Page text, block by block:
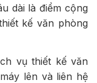
dài là điểm cộng
kế văn phòng
vụ thiết kế văn
lên và liên hệ